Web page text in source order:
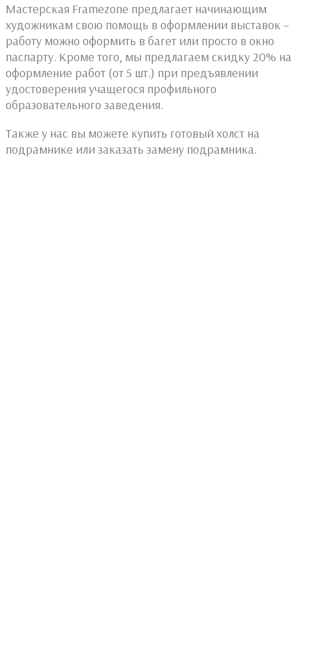
Мастерская Framezone предлагает начинающим
художникам свою помощь в оформлении выставок –
работу можно оформить в багет или просто в окно
паспарту. Кроме того, мы предлагаем скидку 20% на
оформление работ (от 5 шт.) при предъявлении
удостоверения учащегося профильного
образовательного заведения.
Также у нас вы можете купить готовый холст на
подрамнике или заказать замену подрамника.